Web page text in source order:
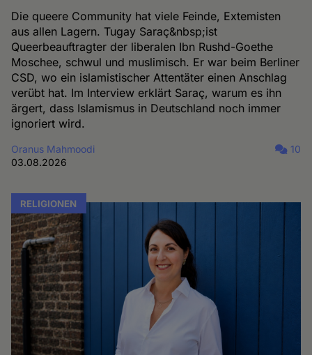
Die queere Community hat viele Feinde, Extemisten
aus allen Lagern. Tugay Saraç&nbsp;ist
Queerbeauftragter der liberalen Ibn Rushd-Goethe
Moschee, schwul und muslimisch. Er war beim Berliner
CSD, wo ein islamistischer Attentäter einen Anschlag
verübt hat. Im Interview erklärt Saraç, warum es ihn
ärgert, dass Islamismus in Deutschland noch immer
ignoriert wird.
Oranus Mahmoodi
03.08.2026
10
RELIGIONEN